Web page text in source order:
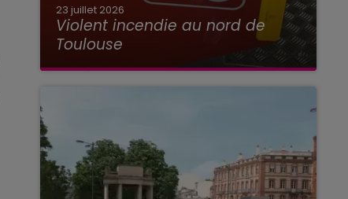
23 juillet 2026
Violent incendie au nord de
Toulouse